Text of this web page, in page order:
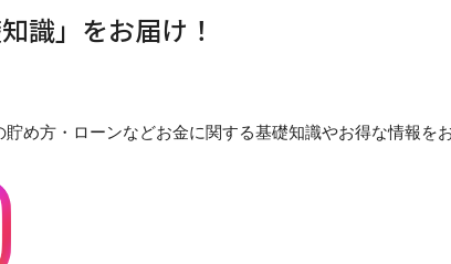
識」をお届け！
め方・ローンなどお金に関する基礎知識やお得な情報を